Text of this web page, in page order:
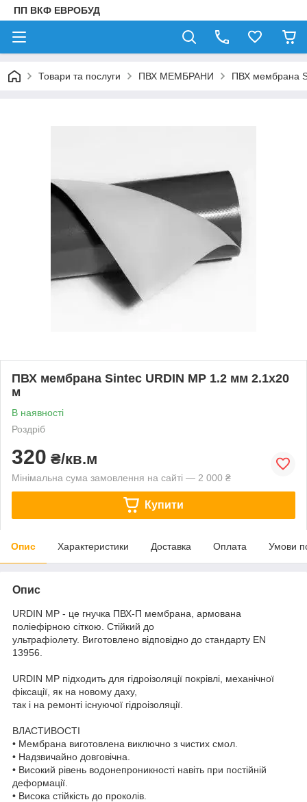
ПП ВКФ ЕВРОБУД
Товари та послуги ПВХ МЕМБРАНИ ПВХ мембрана
ПВХ мембрана Sintec URDIN MP 1.2 мм 2.1х20
м
В наявності
Роздріб
320 ₴/кв.м
Мінімальна сума замовлення на сайті — 2 000 ₴
Купити
Опис Характеристики Доставка Оплата Умови
Опис
URDIN MP - це гнучка ПВХ-П мембрана, армована
поліефірною сіткою. Cтійкий до
ультрафіолету. Виготовлено відповідно до стандарту EN
13956.
URDIN MP підходить для гідроізоляції покрівлі, механічної
фіксації, як на новому даху,
так і на ремонті існуючої гідроізоляції.
ВЛАСТИВОСТІ
• Мембрана виготовлена виключно з чистих смол.
• Надзвичайно довговічна.
• Високий рівень водонепроникності навіть при постійній
деформації.
• Висока стійкість до проколів.